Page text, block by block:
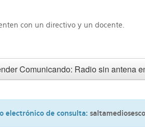
con un directivo y un docente.
Comunicando: Radio sin antena
electrónico de consulta: